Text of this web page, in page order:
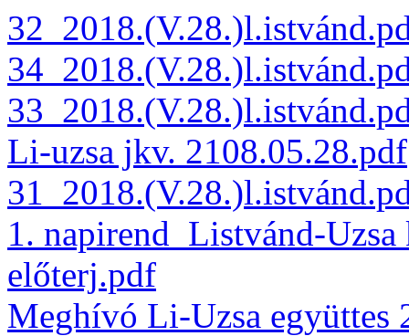
Li-uzsa jkv. 2108.05.28.pdf
1. napirend_Listvánd-Uzsa
előterj.pdf
Meghívó Li-Uzsa együttes